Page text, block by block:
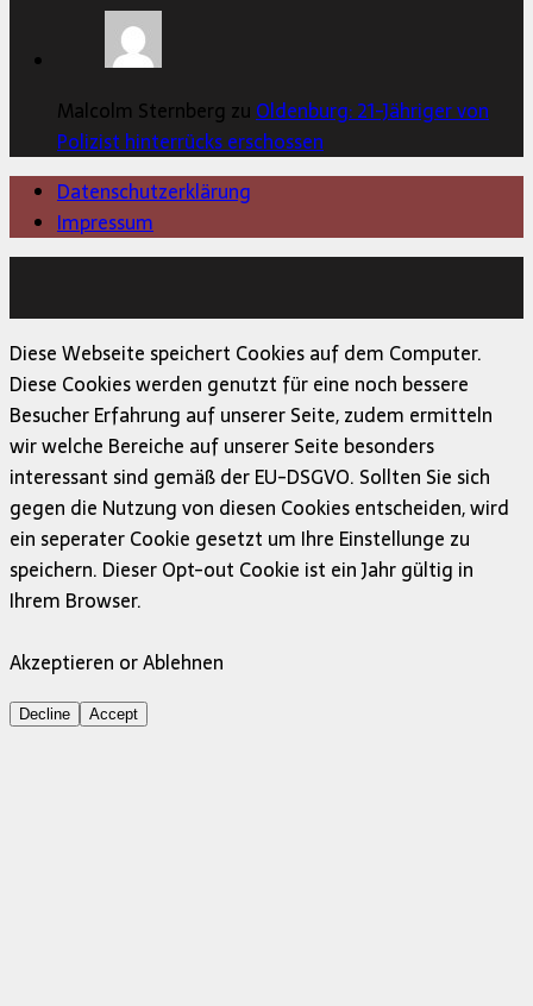
Malcolm Sternberg zuOldenburg: 21-Jähriger von
Polizist hinterrücks erschossen
Datenschutzerklärung
Impressum
Diese Webseite speichert Cookies auf dem Computer.
Diese Cookies werden genutzt für eine noch bessere
Besucher Erfahrung auf unserer Seite, zudem ermitteln
wir welche Bereiche auf unserer Seite besonders
interessant sind gemäß der EU-DSGVO. Sollten Sie sich
gegen die Nutzung von diesen Cookies entscheiden, wird
ein seperater Cookie gesetzt um Ihre Einstellunge zu
speichern. Dieser Opt-out Cookie ist ein Jahr gültig in
Ihrem Browser.
Akzeptieren or Ablehnen
Decline Accept